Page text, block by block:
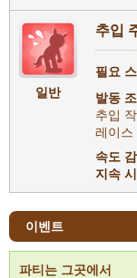
일반
추입
필요
발동
추입
레이스
속도
지속
이벤트
파티는 그곳에서